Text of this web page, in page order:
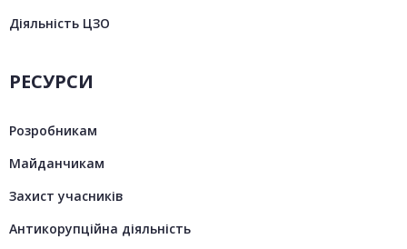
Діяльність ЦЗО
РЕСУРСИ
Розробникам
Майданчикам
Захист учасників
Антикорупційна діяльність